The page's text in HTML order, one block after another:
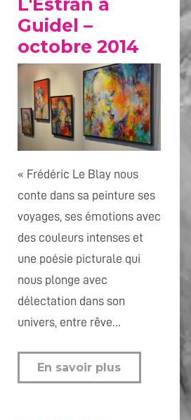
L'Estran à
Guidel –
octobre 2014
« Frédéric Le Blay nous
conte dans sa peinture ses
voyages, ses émotions avec
des couleurs intenses et
une poésie picturale qui
nous plonge avec
délectation dans son
univers, entre rêve…
En savoir plus